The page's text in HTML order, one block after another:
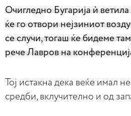
Очигледно Бугарија ѝ
ќе го отвори нејзиниот
се случи, тогаш ќе бидеме
рече Лавров на
Тој истакна дека веќе имал
средби, вклучително и од